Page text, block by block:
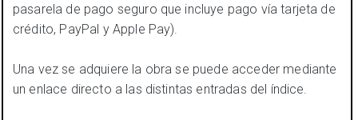
pasarela de pago seguro que incluye pago vía tarjeta de
crédito, PayPal y Apple Pay).
Una vez se adquiere la obra se puede acceder mediante
un enlace directo a las distintas entradas del índice.